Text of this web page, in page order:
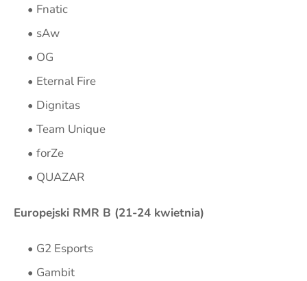
Fnatic
sAw
OG
Eternal Fire
Dignitas
Team Unique
forZe
QUAZAR
Europejski RMR B (21-24 kwietnia)
G2 Esports
Gambit